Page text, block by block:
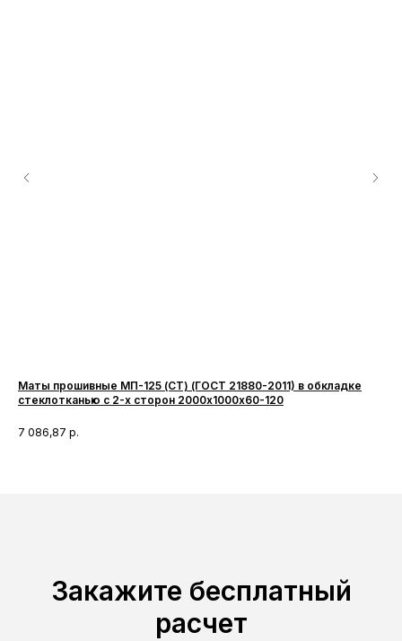
Маты прошивные МП-125 (СТ) (ГОСТ 21880-2011) в обкладке
стеклотканью с 2-х сторон 2000х1000х60-120
7 086,87 р.
Закажите бесплатный
расчет